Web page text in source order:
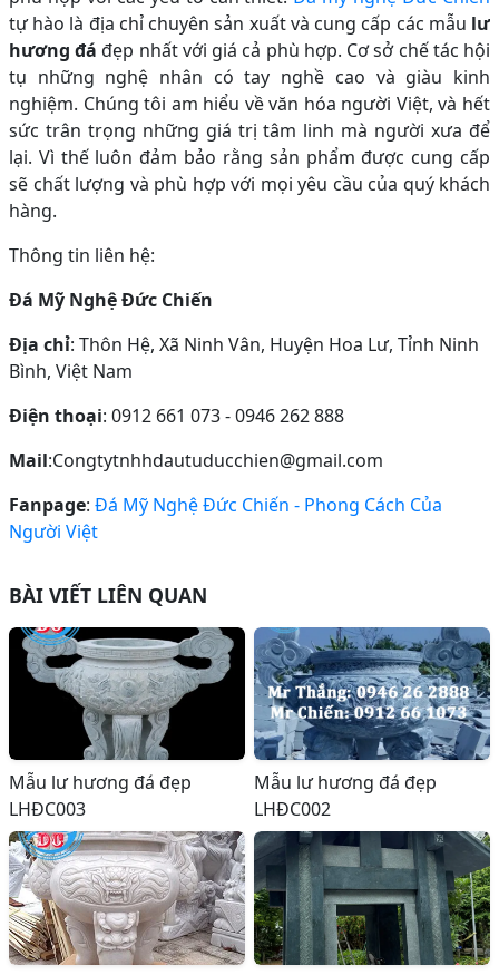
tự hào là địa chỉ chuyên sản xuất và cung cấp các mẫu lư
hương đá đẹp nhất với giá cả phù hợp. Cơ sở chế tác hội
tụ những nghệ nhân có tay nghề cao và giàu kinh
nghiệm. Chúng tôi am hiểu về văn hóa người Việt, và hết
sức trân trọng những giá trị tâm linh mà người xưa để
lại. Vì thế luôn đảm bảo rằng sản phẩm được cung cấp
sẽ chất lượng và phù hợp với mọi yêu cầu của quý khách
hàng.
Thông tin liên hệ:
Đá Mỹ Nghệ Đức Chiến
Địa chỉ: Thôn Hệ, Xã Ninh Vân, Huyện Hoa Lư, Tỉnh Ninh
Bình, Việt Nam
Điện thoại: 0912 661 073 - 0946 262 888
Mail:Congtytnhhdautuducchien@gmail.com
Fanpage: Đá Mỹ Nghệ Đức Chiến - Phong Cách Của
Người Việt
BÀI VIẾT LIÊN QUAN
Mẫu lư hương đá đẹp
LHĐC003
Mẫu lư hương đá đẹp
LHĐC002